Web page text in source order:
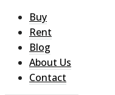
Buy
Rent
Blog
About Us
Contact